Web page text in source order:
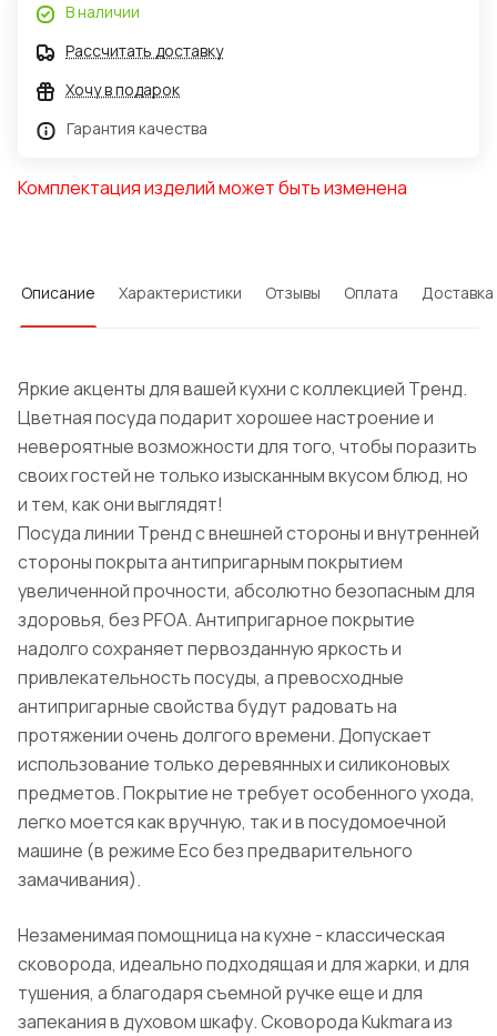
В наличии
Рассчитать доставку
Хочу в подарок
Гарантия качества
Комплектация изделий может быть изменена
Описание Характеристики Отзывы Оплата Доставка
Яркие акценты для вашей кухни с коллекцией Тренд.
Цветная посуда подарит хорошее настроение и
невероятные возможности для того, чтобы поразить
своих гостей не только изысканным вкусом блюд, но
и тем, как они выглядят!
Посуда линии Тренд с внешней стороны и внутренней
стороны покрыта антипригарным покрытием
увеличенной прочности, абсолютно безопасным для
здоровья, без PFOA. Антипригарное покрытие
надолго сохраняет первозданную яркость и
привлекательность посуды, а превосходные
антипригарные свойства будут радовать на
протяжении очень долгого времени. Допускает
использование только деревянных и силиконовых
предметов. Покрытие не требует особенного ухода,
легко моется как вручную, так и в посудомоечной
машине (в режиме Eco без предварительного
замачивания).
Незаменимая помощница на кухне - классическая
сковорода, идеально подходящая и для жарки, и для
тушения, а благодаря съемной ручке еще и для
запекания в духовом шкафу. Сковорода Kukmara из